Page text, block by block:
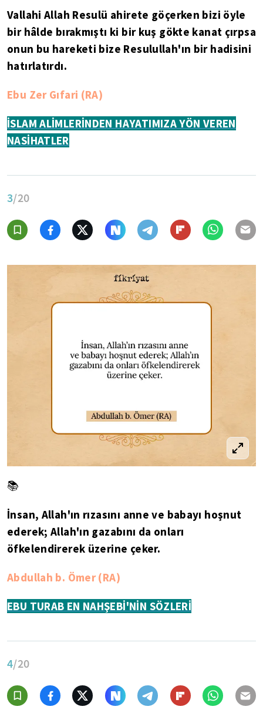
Vallahi Allah Resulü ahirete göçerken bizi öyle
bir hâlde bırakmıştı ki bir kuş gökte kanat çırpsa
onun bu hareketi bize Resulullah'ın bir hadisini
hatırlatırdı.
Ebu Zer Gıfari (RA)
İSLAM ALİMLERİNDEN HAYATIMIZA YÖN VEREN
NASİHATLER
3/20
📚
İnsan, Allah'ın rızasını anne ve babayı hoşnut
ederek; Allah'ın gazabını da onları
öfkelendirerek üzerine çeker.
Abdullah b. Ömer (RA)
EBU TURAB EN NAHŞEBİ'NİN SÖZLERİ
4/20